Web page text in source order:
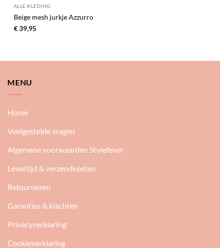
ALLE KLEDING
Beige mesh jurkje Azzurro
€39,95
MENU
Home
Veelgestelde vragen
Algemene voorwaarden Stylefever
Levertijd & verzendkosten
Retourneren
Garanties & klachten
Privacyverklaring
Cookieverklaring